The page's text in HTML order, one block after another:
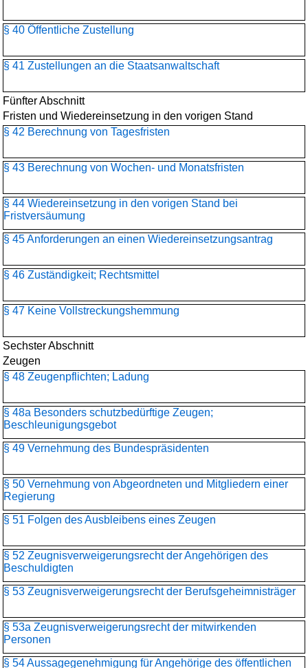
§ 40 Öffentliche Zustellung
§ 41 Zustellungen an die Staatsanwaltschaft
Fünfter Abschnitt
Fristen und Wiedereinsetzung in den vorigen Stand
§ 42 Berechnung von Tagesfristen
§ 43 Berechnung von Wochen- und Monatsfristen
§ 44 Wiedereinsetzung in den vorigen Stand bei
Fristversäumung
§ 45 Anforderungen an einen Wiedereinsetzungsantrag
§ 46 Zuständigkeit; Rechtsmittel
§ 47 Keine Vollstreckungshemmung
Sechster Abschnitt
Zeugen
§ 48 Zeugenpflichten; Ladung
§ 48a Besonders schutzbedürftige Zeugen;
Beschleunigungsgebot
§ 49 Vernehmung des Bundespräsidenten
§ 50 Vernehmung von Abgeordneten und Mitgliedern einer
Regierung
§ 51 Folgen des Ausbleibens eines Zeugen
§ 52 Zeugnisverweigerungsrecht der Angehörigen des
Beschuldigten
§ 53 Zeugnisverweigerungsrecht der Berufsgeheimnisträger
§ 53a Zeugnisverweigerungsrecht der mitwirkenden
Personen
§ 54 Aussagegenehmigung für Angehörige des öffentlichen